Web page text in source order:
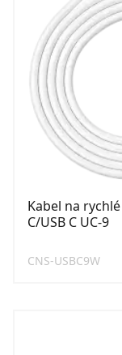
Kabel na
C/USB C UC-9
CNS-USBC9W